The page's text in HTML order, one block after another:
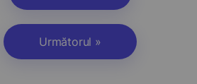
Următorul »